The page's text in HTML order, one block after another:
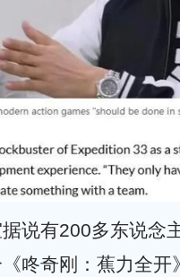
说有200多东说念
咚奇刚：蕉力全开